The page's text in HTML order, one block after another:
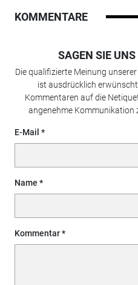
KOMMENTARE
SAGEN SIE
Die qualifizierte Meinung
ist ausdrücklich
Kommentaren auf die
angenehme Kommunikation
E-Mail
Name
Kommentar